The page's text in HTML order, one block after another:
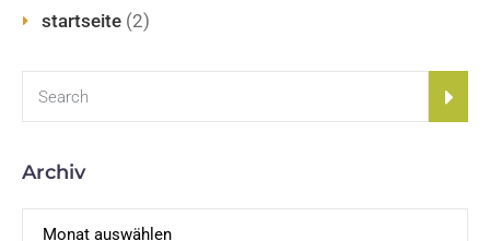
startseite (2)
Archiv
Archiv